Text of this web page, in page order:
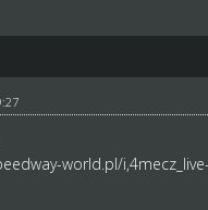
world.pl/